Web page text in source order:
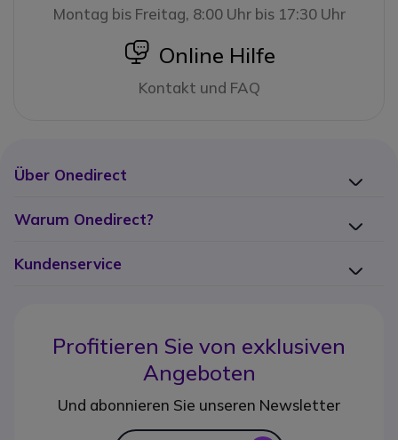
Montag bis Freitag, 8:00 Uhr bis 17:30 Uhr
icon
Online Hilfe
Kontakt und FAQ
Über Onedirect
Warum Onedirect?
Kundenservice
Profitieren Sie von exklusiven
Angeboten
Und abonnieren Sie unseren Newsletter